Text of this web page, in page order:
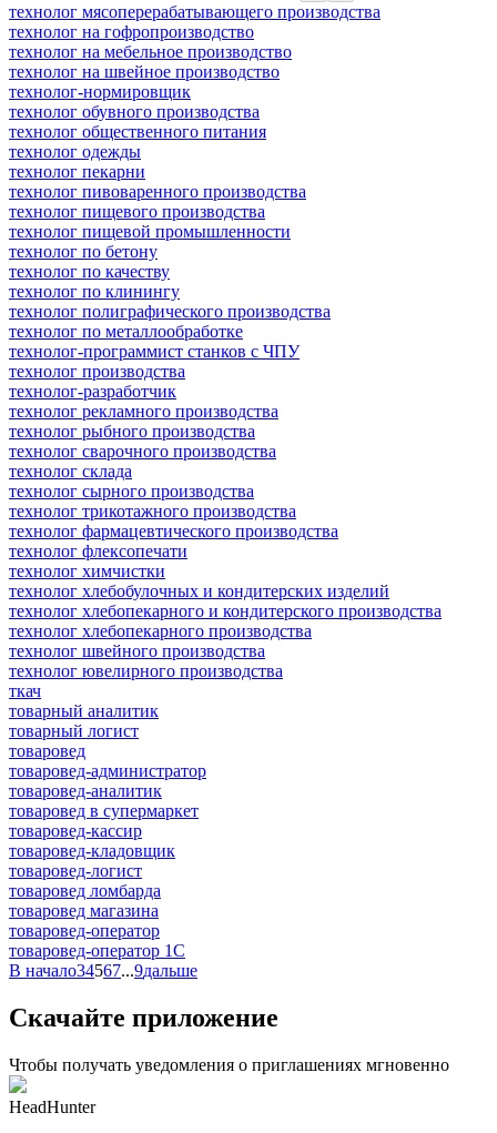
технолог мясоперерабатывающего производства
технолог на гофропроизводство
технолог на мебельное производство
технолог на швейное производство
технолог-нормировщик
технолог обувного производства
технолог общественного питания
технолог одежды
технолог пекарни
технолог пивоваренного производства
технолог пищевого производства
технолог пищевой промышленности
технолог по бетону
технолог по качеству
технолог по клинингу
технолог полиграфического производства
технолог по металлообработке
технолог-программист станков с ЧПУ
технолог производства
технолог-разработчик
технолог рекламного производства
технолог рыбного производства
технолог сварочного производства
технолог склада
технолог сырного производства
технолог трикотажного производства
технолог фармацевтического производства
технолог флексопечати
технолог химчистки
технолог хлебобулочных и кондитерских изделий
технолог хлебопекарного и кондитерского производства
технолог хлебопекарного производства
технолог швейного производства
технолог ювелирного производства
ткач
товарный аналитик
товарный логист
товаровед
товаровед-администратор
товаровед-аналитик
товаровед в супермаркет
товаровед-кассир
товаровед-кладовщик
товаровед-логист
товаровед ломбарда
товаровед магазина
товаровед-оператор
товаровед-оператор 1С
В начало34567...9дальше
Скачайте приложение
Чтобы получать уведомления о приглашениях мгновенно
HeadHunter